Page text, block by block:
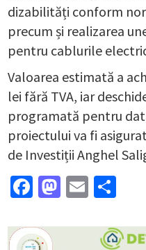
dizabilități conform
precum și realizarea
pentru cablurile
Valoarea estimată a
lei fără TVA, iar
programată pentru
proiectului va fi
de Investiții Anghel
Facebook
Mastodon
Email